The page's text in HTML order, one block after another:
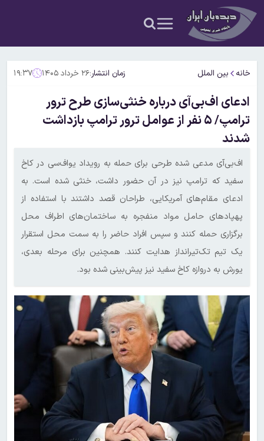
خانه بین الملل زمان انتشار:۲۶ خرداد ۱۴۰۵ ۱۹:۳۷
ادعای اف‌بی‌آی درباره خنثی‌سازی طرح ترور
ترامپ/ ۵ نفر از عوامل ترور ترامپ بازداشت
شدند
اف‌بی‌آی مدعی شده طرحی برای حمله به رویداد یواف‌سی در کاخ
سفید که ترامپ نیز در آن حضور داشت، خنثی شده است. به
ادعای مقام‌های آمریکایی، طراحان قصد داشتند با استفاده از
پهپادهای حامل مواد منفجره به ساختمان‌های اطراف محل
برگزاری حمله کنند و سپس افراد حاضر را به سمت محل استقرار
یک تیم تک‌تیرانداز هدایت کنند. همچنین برای مرحله بعدی،
یورش به دروازه کاخ سفید نیز پیش‌بینی شده بود.